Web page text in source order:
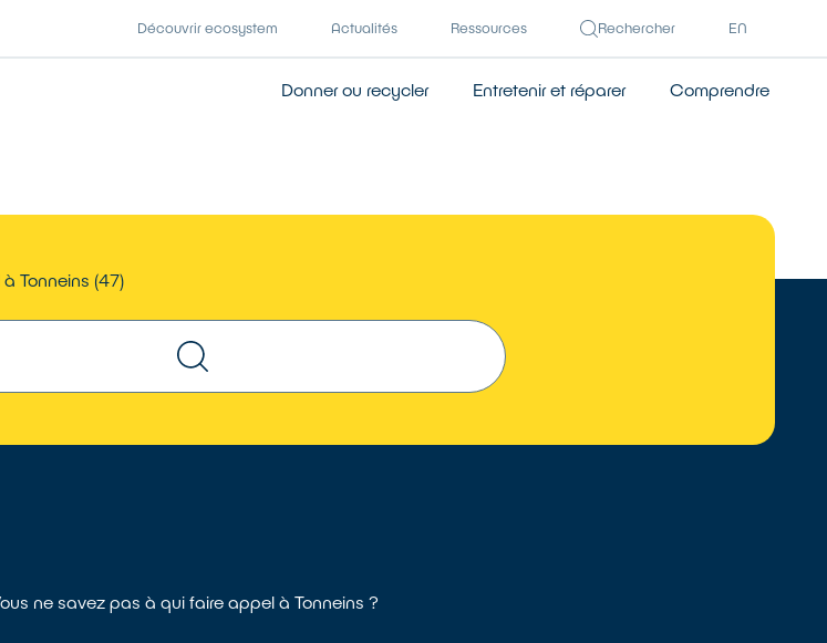
Découvrir ecosystem Actualités Ressources Rechercher EN
Donner ou recycler Entretenir et réparer Comprendre
Tonneins (47)
ne savez pas à qui faire appel à Tonneins ?